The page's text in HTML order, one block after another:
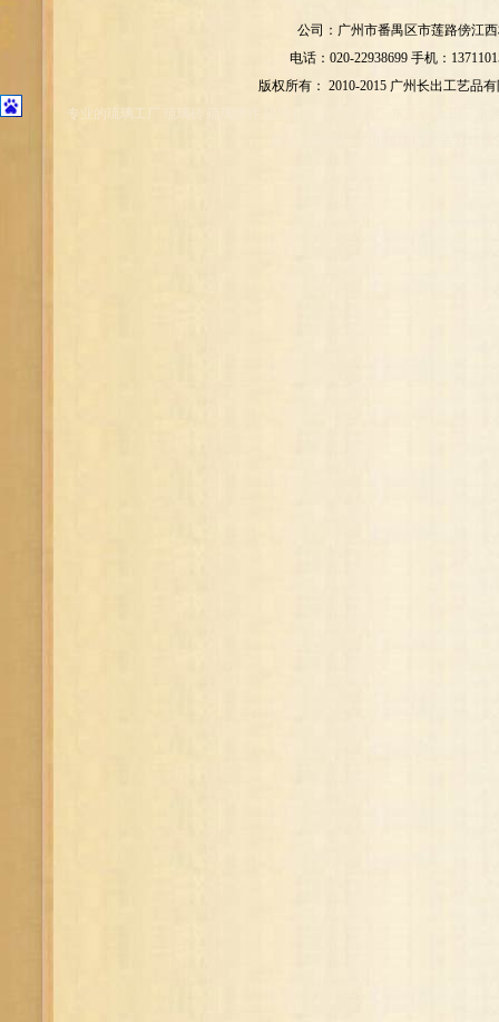
公司：广州市番禺区市莲路傍江
电话：020-22938699 手机：
版权所有： 2010-2015 广州长出工艺品
专业的琉璃工厂 琉璃砖 琉璃摆件 琉璃礼品 东莞琉璃厂 东莞琉璃工厂